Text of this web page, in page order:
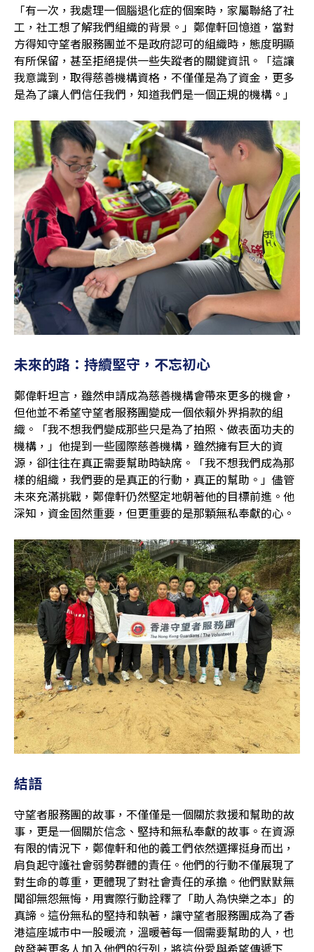
「有一次，我處理一個腦退化症的個案時，家屬聯絡了社
工，社工想了解我們組織的背景。」鄭偉軒回憶道，當對
方得知守望者服務團並不是政府認可的組織時，態度明顯
有所保留，甚至拒絕提供一些失蹤者的關鍵資訊。「這讓
我意識到，取得慈善機構資格，不僅僅是為了資金，更多
是為了讓人們信任我們，知道我們是一個正規的機構。」
未來的路：持續堅守，不忘初心
鄭偉軒坦言，雖然申請成為慈善機構會帶來更多的機會，
但他並不希望守望者服務團變成一個依賴外界捐款的組
織。「我不想我們變成那些只是為了拍照、做表面功夫的
機構，」他提到一些國際慈善機構，雖然擁有巨大的資
源，卻往往在真正需要幫助時缺席。「我不想我們成為那
樣的組織，我們要的是真正的行動，真正的幫助。」儘管
未來充滿挑戰，鄭偉軒仍然堅定地朝著他的目標前進。他
深知，資金固然重要，但更重要的是那顆無私奉獻的心。
結語
守望者服務團的故事，不僅僅是一個關於救援和幫助的故
事，更是一個關於信念、堅持和無私奉獻的故事。在資源
有限的情況下，鄭偉軒和他的義工們依然選擇挺身而出，
肩負起守護社會弱勢群體的責任。他們的行動不僅展現了
對生命的尊重，更體現了對社會責任的承擔。他們默默無
聞卻無怨無悔，用實際行動詮釋了「助人為快樂之本」的
真諦。這份無私的堅持和執著，讓守望者服務團成為了香
港這座城市中一股暖流，溫暖著每一個需要幫助的人，也
啟發著更多人加入他們的行列，將這份愛與希望傳遞下